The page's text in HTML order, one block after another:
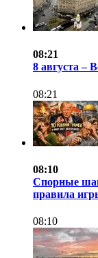
08:21
8 августа –
08:21
08:10
Спорные
правила
08:10